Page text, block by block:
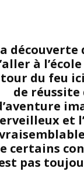
découverte
à
du feu
de réussite
et
certains
pas